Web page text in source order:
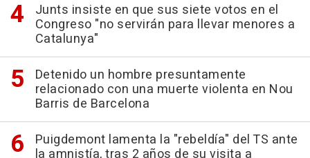
Junts insiste en que sus siete votos en el
Congreso "no servirán para llevar menores a
Catalunya"
Detenido un hombre presuntamente
relacionado con una muerte violenta en Nou
Barris de Barcelona
Puigdemont lamenta la "rebeldía" del TS ante